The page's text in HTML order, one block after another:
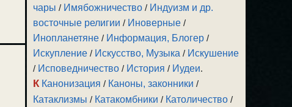
чары / Имябожничество / Индуизм и др.
восточные религии / Иноверные /
Инопланетяне / Информация, Блогер /
Искупление / Искусство, Музыка / Искушение
/ Исповедничество / История / Иудеи.
К Канонизация / Каноны, законники /
Катаклизмы / Катакомбники / Католичество /